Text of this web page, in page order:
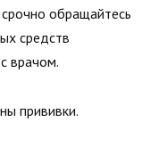
обращайтесь
средств
врачом.
прививки.